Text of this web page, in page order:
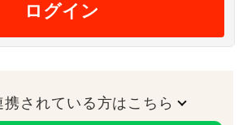
ログイン
されている方はこちら